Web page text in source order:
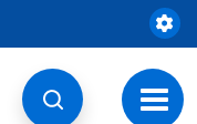
Ändra